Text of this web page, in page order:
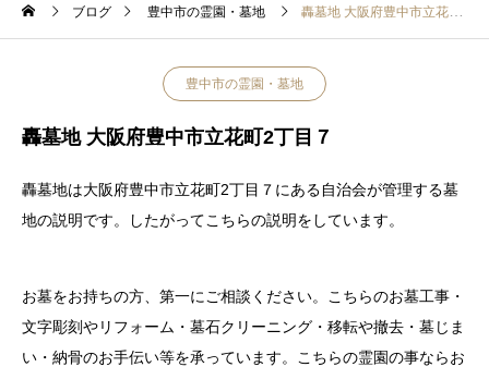
ブログ 豊中市の霊園・墓地 轟墓地 大阪府豊中市立花町2丁目７
豊中市の霊園・墓地
轟墓地 大阪府豊中市立花町2丁目７
轟墓地は大阪府豊中市立花町2丁目７にある自治会が管理する墓
地の説明です。したがってこちらの説明をしています。
お墓をお持ちの方、第一にご相談ください。こちらのお墓工事・
文字彫刻やリフォーム・墓石クリーニング・移転や撤去・墓じま
い・納骨のお手伝い等を承っています。こちらの霊園の事ならお